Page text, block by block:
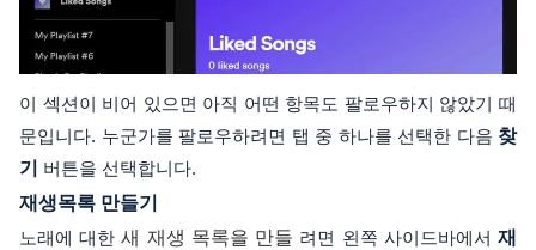
이 섹션이 비어 있으면 아직 어떤 항목도 팔로우하지 않았기 때
문입니다. 누군가를 팔로우하려면 탭 중 하나를 선택한 다음 찾
기
버튼을 선택합니다.
재생목록 만들기
노래에 대한새 재생 목록을 만들 려면 왼쪽 사이드바에서재